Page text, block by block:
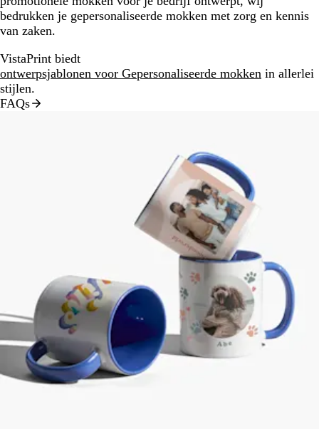
bedrukken je gepersonaliseerde mokken met zorg en kennis
van zaken.
VistaPrint biedt
ontwerpsjablonen voor Gepersonaliseerde mokken in allerlei
stijlen.
FAQs